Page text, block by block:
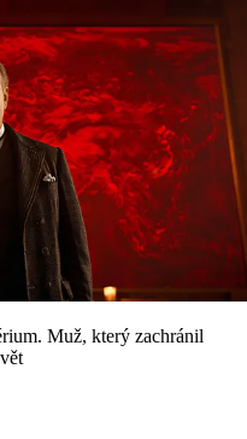
Muž, který zachránil